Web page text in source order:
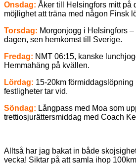
Onsdag: Åker till Helsingfors mitt på
möjlighet att träna med någon Finsk
Torsdag: Morgonjogg i Helsingfors
dagen, sen hemkomst till Sverige.
Fredag: NMT 06:15, kanske
Hemmahäng på kvällen.
Lördag: 15-20km
festligheter tar vid.
Söndag: Långpass med Moa som
trettiosjurättersmiddag med Coach
Alltså har jag bakat in både
vecka! Siktar på att samla ihop